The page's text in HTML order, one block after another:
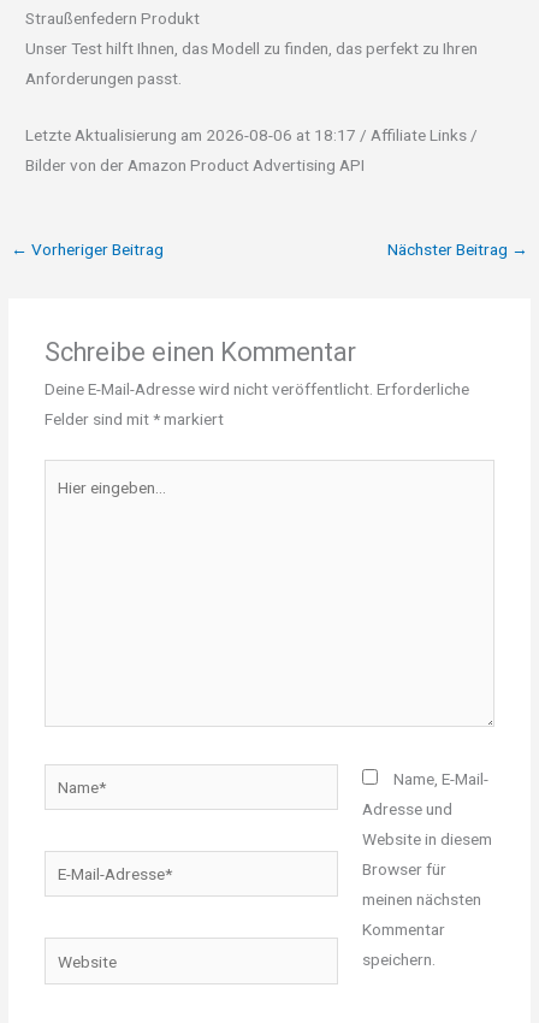
Straußenfedern Produkt
Unser Test hilft Ihnen, das Modell zu finden, das perfekt zu Ihren
Anforderungen passt.
Letzte Aktualisierung am 2026-08-06 at 18:17 / Affiliate Links /
Bilder von der Amazon Product Advertising API
← Vorheriger Beitrag Nächster Beitrag →
Schreibe einen Kommentar
Deine E-Mail-Adresse wird nicht veröffentlicht. Erforderliche
Felder sind mit*markiert
eingeben…
Mail-
Website
Name, E-Mail-
Adresse und
Website in diesem
Browser für
meinen nächsten
Kommentar
speichern.